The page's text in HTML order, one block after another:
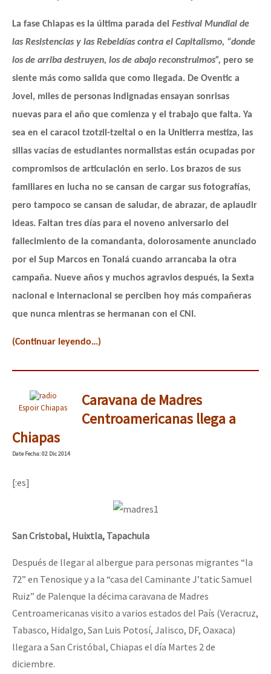
La fase Chiapas es la última parada del Festival Mundial de
las Resistencias y las Rebeldías contra el Capitalismo, “donde
los de arriba destruyen, los de abajo reconstruimos”, pero se
siente más como salida que como llegada. De Oventic a
Jovel, miles de personas indignadas ensayan sonrisas
nuevas para el año que comienza y el trabajo que falta. Ya
sea en el caracol tzotzil-tzeltal o en la Unitierra mestiza, las
sillas vacías de estudiantes normalistas están ocupadas por
compromisos de articulación en serio. Los brazos de sus
familiares en lucha no se cansan de cargar sus fotografías,
pero tampoco se cansan de saludar, de abrazar, de aplaudir
ideas. Faltan tres días para el noveno aniversario del
fallecimiento de la comandanta, dolorosamente anunciado
por el Sup Marcos en Tonalá cuando arrancaba la otra
campaña. Nueve años y muchos agravios después, la Sexta
nacional e internacional se perciben hoy más compañeras
que nunca mientras se hermanan con el CNI.
(Continuar leyendo…)
Espoir Chiapas
Caravana de Madres
Centroamericanas llega a
Chiapas
DateFecha: 02 Dic 2014
[:es]
San Cristobal, Huixtla, Tapachula
Después de llegar al albergue para personas migrantes “la
72” en Tenosique y a la “casa del Caminante J’tatic Samuel
Ruiz” de Palenque la décima caravana de Madres
Centroamericanas visito a varios estados del País (Veracruz,
Tabasco, Hidalgo, San Luis Potosí, Jalisco, DF, Oaxaca)
llegara a San Cristóbal, Chiapas el día Martes 2 de
diciembre.